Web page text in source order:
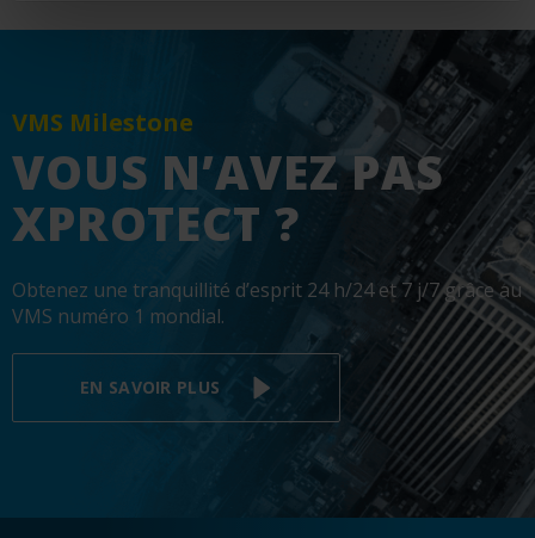
VMS Milestone
VOUS N’AVEZ PAS
XPROTECT ?
Obtenez une tranquillité d’esprit 24 h/24 et 7 j/7 grâce au
VMS numéro 1 mondial.
EN SAVOIR PLUS